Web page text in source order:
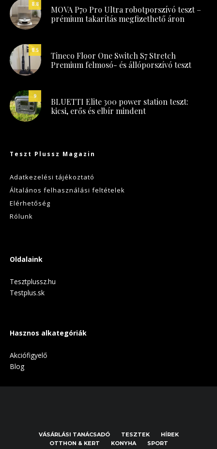
8.8
MOVA P70 Pro Ultra robotporszívó teszt –
prémium takarítás megfizethető áron
8.5
Tineco Floor One Switch S7 Stretch
Premium felmosó- és állóporszívó teszt
9
BLUETTI Elite 300 power station teszt:
kicsi, erős és elbír mindent
Teszt Plussz Magazin
Adatkezelési tájékoztató
Általános felhasználási feltételek
Elérhetőség
Rólunk
Oldalaink
Tesztplussz.hu
Testplus.sk
Hasznos alkategóriák
Akciófigyelő
Blog
VÁSÁRLÁSI TANÁCSADÓ TESZTEK
HÍREK
OTTHON & KERT
KONYHA
SPORT